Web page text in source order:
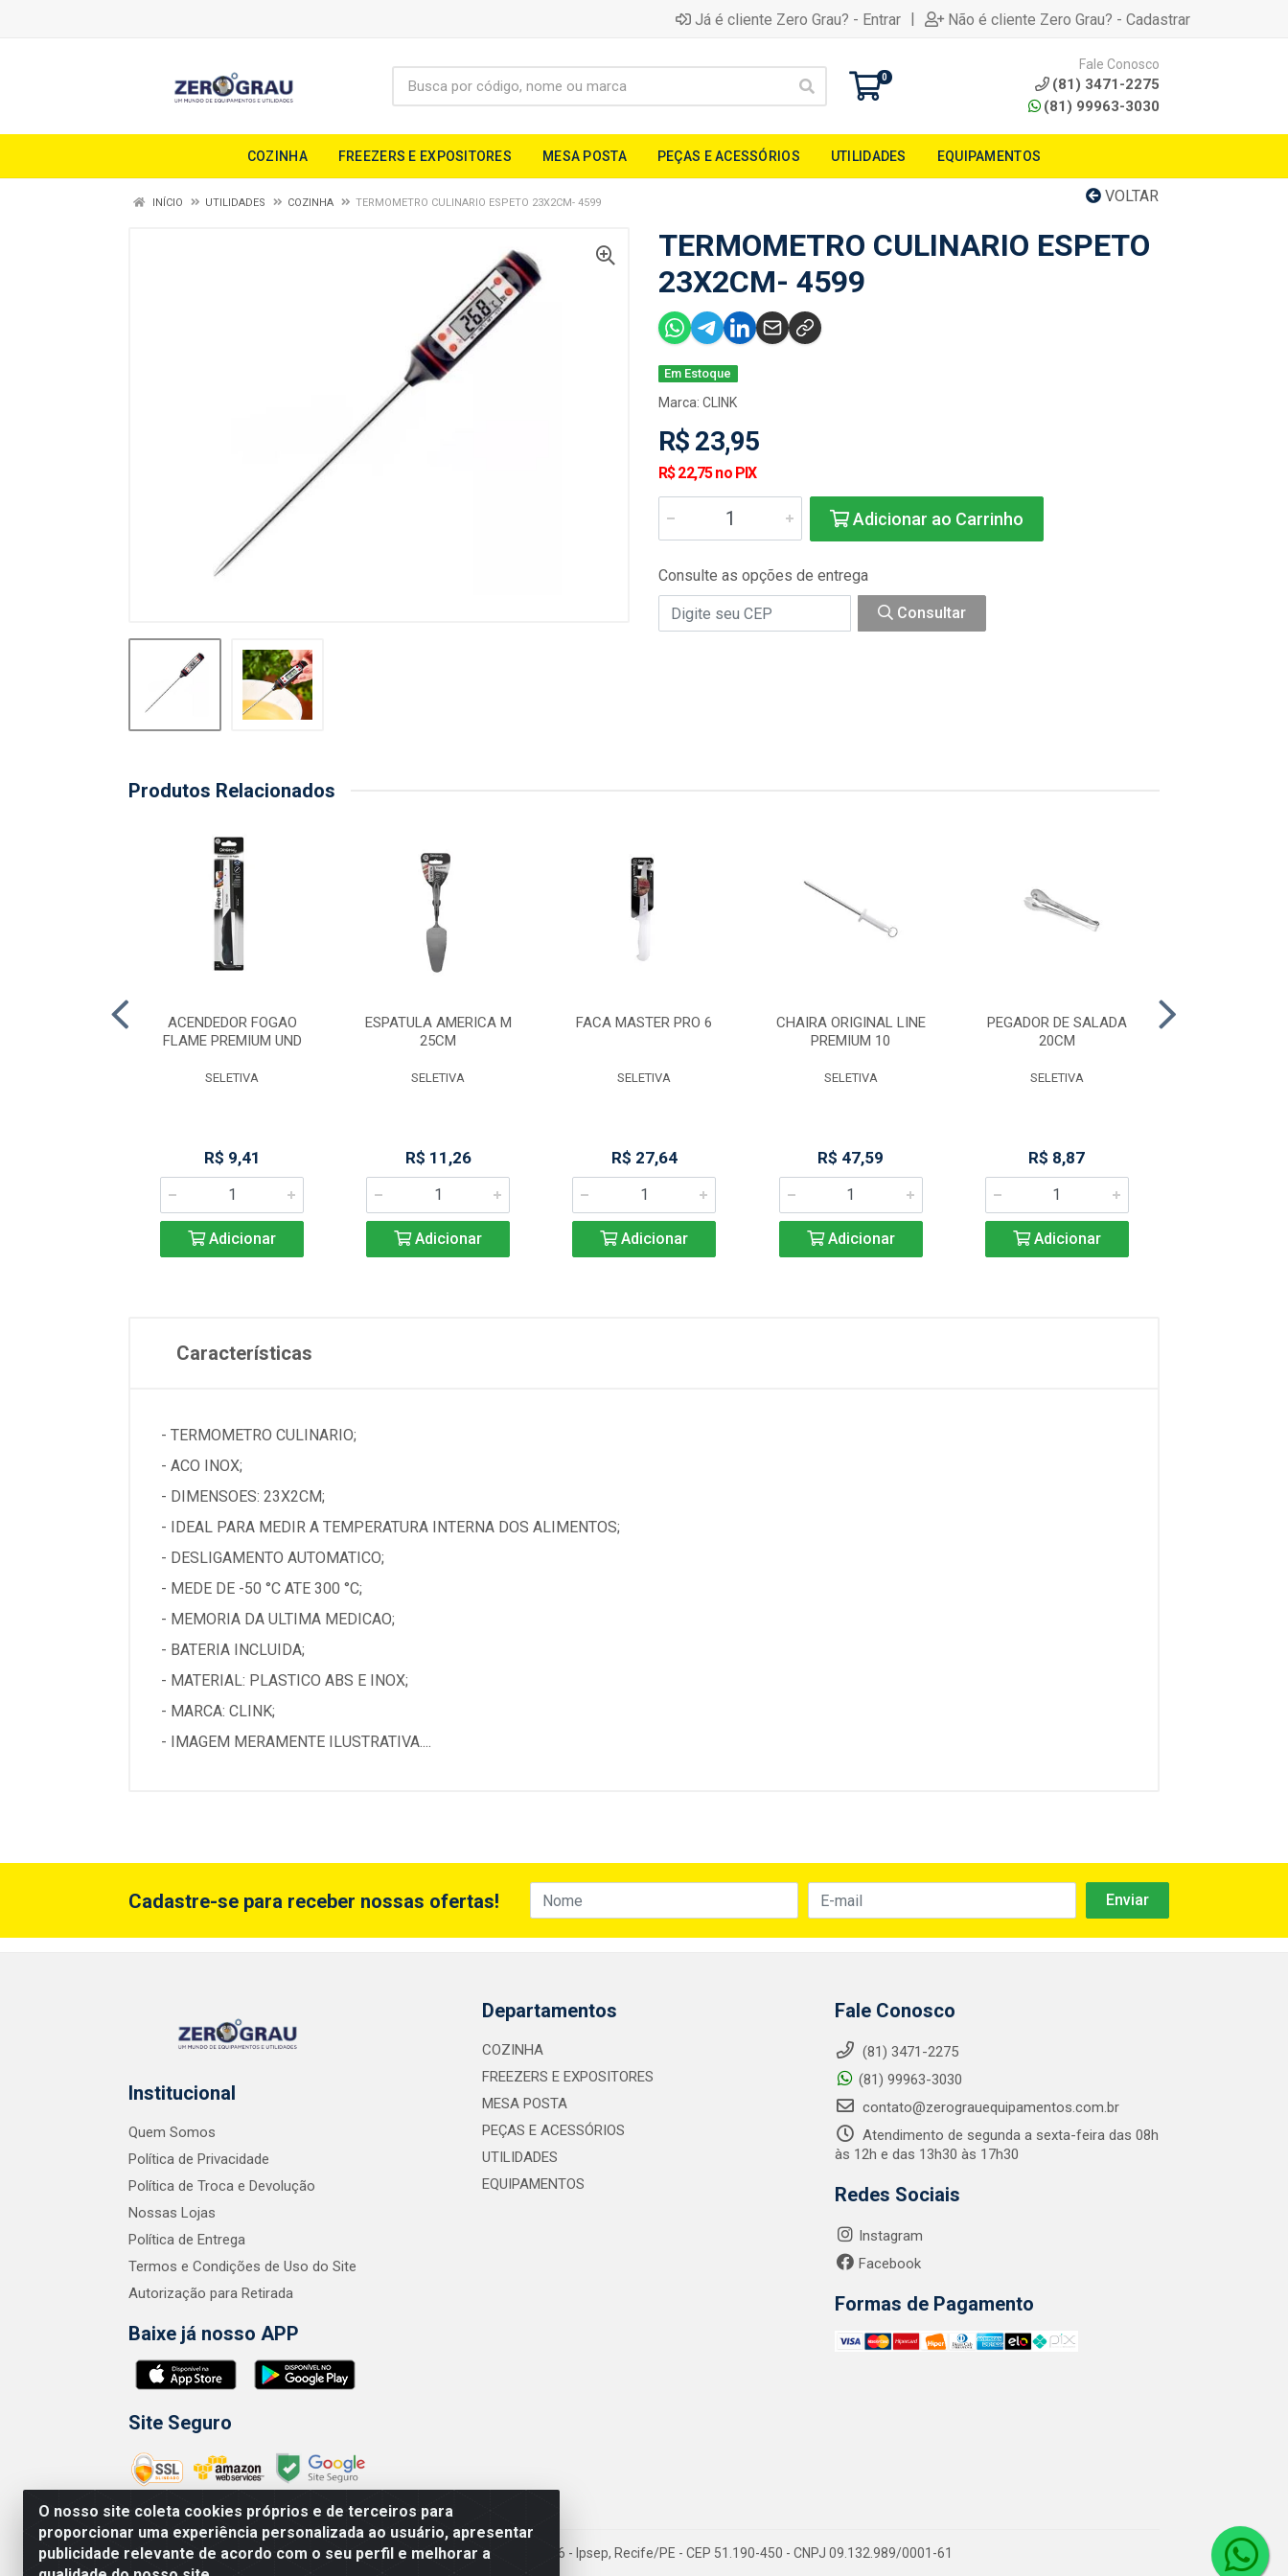
Já é cliente Zero Grau? - Entrar | Não é cliente Zero Grau? - Cadastrar
0
Fale Conosco
(81) 3471-2275
(81) 99963-3030
COZINHA FREEZERS E EXPOSITORES MESA POSTA PEÇAS E ACESSÓRIOS UTILIDADES EQUIPAMENTOS
VOLTAR
INÍCIO UTILIDADES COZINHA TERMOMETRO CULINARIO ESPETO 23X2CM- 4599
TERMOMETRO CULINARIO ESPETO
23X2CM- 4599
Em Estoque
Marca: CLINK
R$ 23,95
R$ 22,75 no PIX
Adicionar ao Carrinho
Consulte as opções de entrega
Consultar
Produtos Relacionados
ACENDEDOR FOGAO
FLAME PREMIUM UND
SELETIVA
R$ 9,41
Adicionar
ESPATULA AMERICA M
25CM
SELETIVA
R$ 11,26
Adicionar
FACA MASTER PRO 6
SELETIVA
R$ 27,64
Adicionar
CHAIRA ORIGINAL LINE
PREMIUM 10
SELETIVA
R$ 47,59
Adicionar
PEGADOR DE SALADA
20CM
SELETIVA
R$ 8,87
Adicionar
Características
- TERMOMETRO CULINARIO;
- ACO INOX;
- DIMENSOES: 23X2CM;
- IDEAL PARA MEDIR A TEMPERATURA INTERNA DOS ALIMENTOS;
- DESLIGAMENTO AUTOMATICO;
- MEDE DE -50 °C ATE 300 °C;
- MEMORIA DA ULTIMA MEDICAO;
- BATERIA INCLUIDA;
- MATERIAL: PLASTICO ABS E INOX;
- MARCA: CLINK;
- IMAGEM MERAMENTE ILUSTRATIVA....
O nosso site coleta cookies próprios e de terceiros para
proporcionar uma experiência personalizada ao usuário, apresentar
publicidade relevante de acordo com o seu perfil e melhorar a
Cadastre-se para receber nossas ofertas!
Institucional
Quem Somos
Política de Privacidade
Política de Troca e Devolução
Nossas Lojas
Política de Entrega
Termos e Condições de Uso do Site
Autorização para Retirada
Baixe já nosso APP
Site Seguro
Departamentos
COZINHA
FREEZERS E EXPOSITORES
MESA POSTA
PEÇAS E ACESSÓRIOS
UTILIDADES
EQUIPAMENTOS
Fale Conosco
(81) 3471-2275
(81) 99963-3030
contato@zerograuequipamentos.com.br
Atendimento de segunda a sexta-feira das 08h
às 12h e das 13h30 às 17h30
Redes Sociais
Instagram
Facebook
Formas de Pagamento
Zero Grau - Rua Jean Emile Favre, 746 - Ipsep, Recife/PE - CEP 51.190-450 - CNPJ 09.132.989/0001-61